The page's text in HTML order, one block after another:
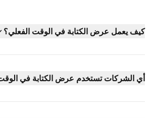
كيف يعمل عرض الكتابة في الوقت الفعلي؟
أي الشركات تستخدم عرض الكتابة في